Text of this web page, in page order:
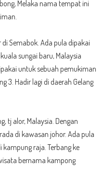
Melaka nama tempat ini
Semabok. Ada pula dipakai
sungai baru, Malaysia
untuk sebuah pemukiman
3. Hadir lagi di daerah Gelang
tj alor, Malaysia. Dengan
di kawasan johor. Ada pula
kampung raja. Terbang ke
bernama kampong